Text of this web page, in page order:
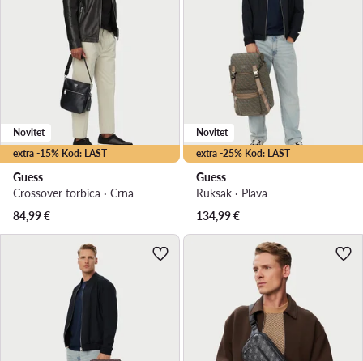
extra -15% Kod: LAST
Novitet
Guess
Crossover torbica · Crna
84,99€
extra -25% Kod: LAST
Novitet
Guess
Ruksak · Plava
134,99€